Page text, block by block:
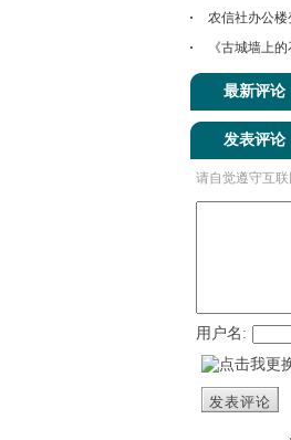
农信社办公楼
《古城墙上
最新评论
发表评论
请自觉遵守互
用户名:
发表评论